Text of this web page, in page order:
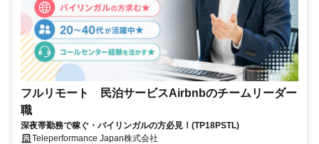
フルリモート 民泊サービスAirbnbのチームリーダー
職
深夜帯勤務で稼ぐ・バイリンガルの方必見！(TP18PSTL)
Teleperformance Japan株式会社